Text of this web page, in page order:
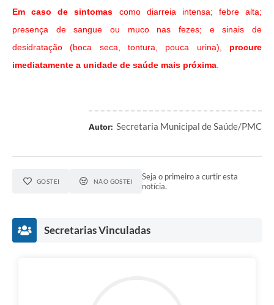
Em caso de sintomas como diarreia intensa; febre alta;
presença de sangue ou muco nas fezes; e sinais de
desidratação (boca seca, tontura, pouca urina), procure
imediatamente a unidade de saúde mais próxima
Autor: Secretaria Municipal de Saúde/PMC
GOSTEI NÃO GOSTEI
Seja o primeiro a curtir esta
notícia.
Secretarias Vinculadas